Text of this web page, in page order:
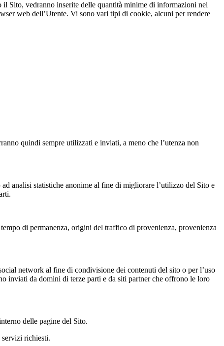
Sito, vedranno inserite delle quantità minime di informazioni nei
web dell’Utente. Vi sono vari tipi di cookie, alcuni per rendere
quindi sempre utilizzati e inviati, a meno che l’utenza non
analisi statistiche anonime al fine di migliorare l’utilizzo del Sito e
di permanenza, origini del traffico di provenienza, provenienza
network al fine di condivisione dei contenuti del sito o per l’uso
inviati da domini di terze parti e da siti partner che offrono le loro
delle pagine del Sito.
servizi richiesti.